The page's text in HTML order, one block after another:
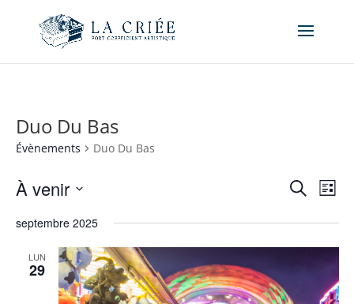
Duo Du Bas
Évènements Duo Du Bas
de
vues
Recherche
de
Liste
À venir
une
septembre 2025
LUN
29